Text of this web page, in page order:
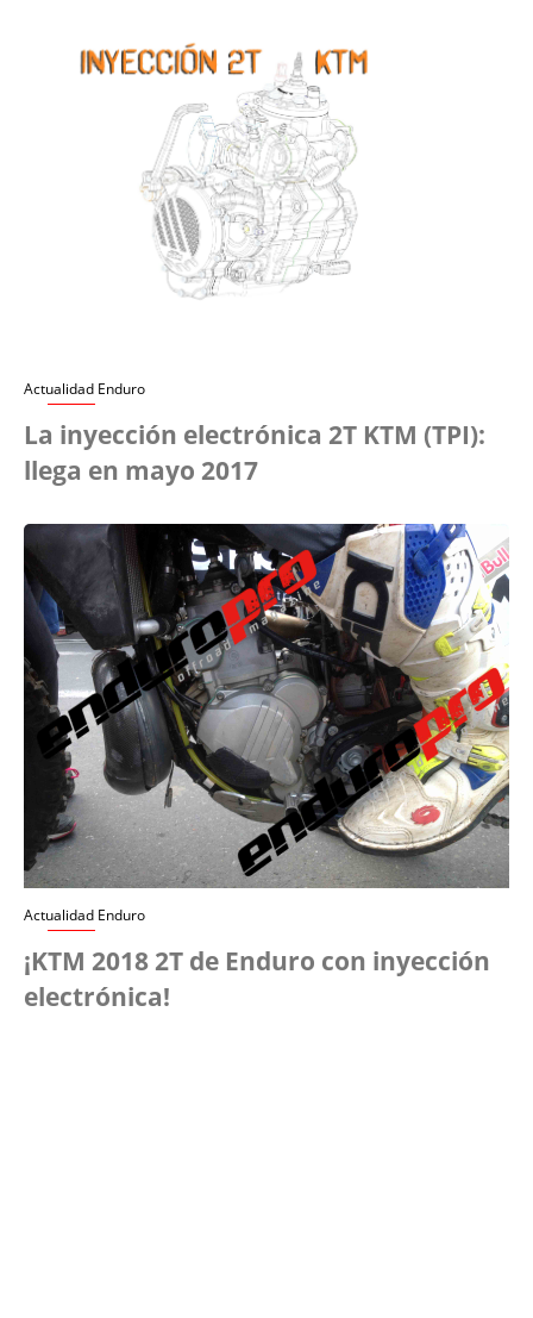
Actualidad Enduro
La inyección electrónica 2T KTM (TPI):
llega en mayo 2017
Actualidad Enduro
¡KTM 2018 2T de Enduro con inyección
electrónica!